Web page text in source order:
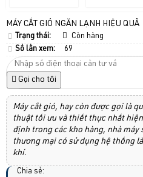
MÁY CẮT GIÓ NGĂN LẠNH HIỆU QUẢ
Trạng thái:
Còn hàng
Số lần xem:
69
Gọi cho tôi
Máy cắt gió, hay còn được gọi là
thuật tối ưu và thiết thực nhất
định trong các kho hàng, nhà máy
thương mại có sử dụng hệ thống
khí.
Chia sẻ: